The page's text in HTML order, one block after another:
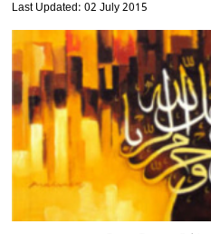
Last Updated: 02 July 2015